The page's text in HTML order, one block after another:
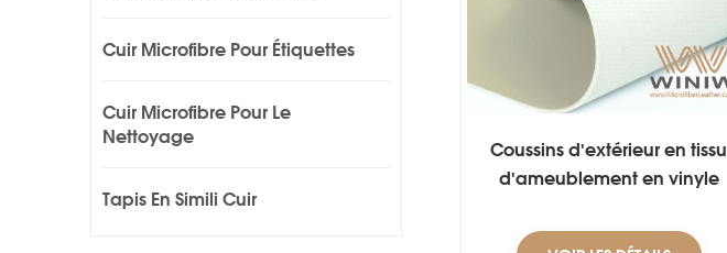
Coussins d'extérieur en tissu
d'ameublement en vinyle
Cuir Microfibre Pour Étiquettes
Cuir Microfibre Pour Le
Nettoyage
Tapis En Simili Cuir